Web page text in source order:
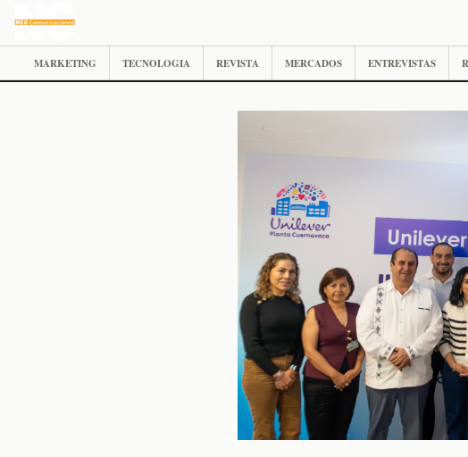
MARKETING TECNOLOGIA REVISTA MERCADOS ENTREVISTAS